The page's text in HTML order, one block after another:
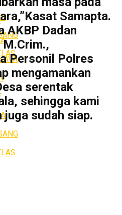
Samapta.
AKBP Dadan
M.Crim.,
Personil Polres
mengamankan
serentak
sehingga kami
sudah siap.